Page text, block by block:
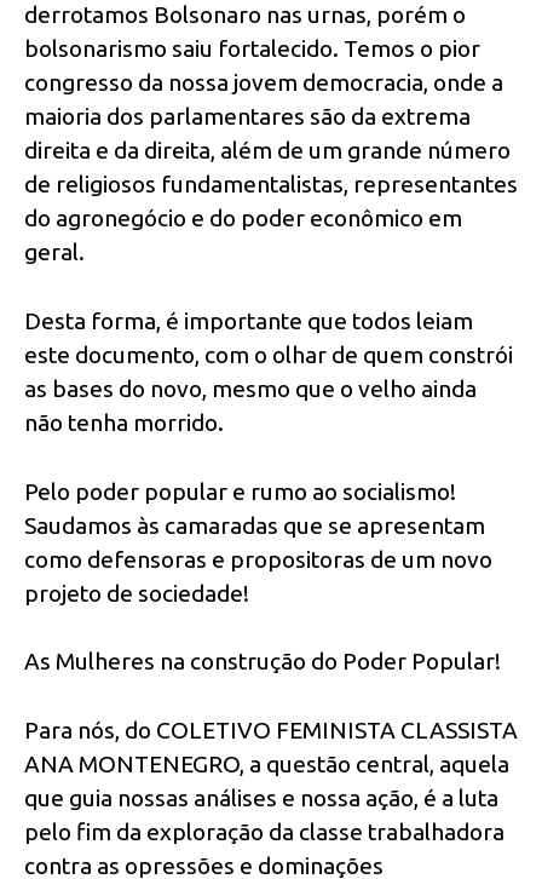
derrotamos Bolsonaro nas urnas, porém o
bolsonarismo saiu fortalecido. Temos o pior
congresso da nossa jovem democracia, onde a
maioria dos parlamentares são da extrema
direita e da direita, além de um grande número
de religiosos fundamentalistas, representantes
do agronegócio e do poder econômico em
geral.
Desta forma, é importante que todos leiam
este documento, com o olhar de quem constrói
as bases do novo, mesmo que o velho ainda
não tenha morrido.
Pelo poder popular e rumo ao socialismo!
Saudamos às camaradas que se apresentam
como defensoras e propositoras de um novo
projeto de sociedade!
As Mulheres na construção do Poder Popular!
Para nós, do COLETIVO FEMINISTA CLASSISTA
ANA MONTENEGRO, a questão central, aquela
que guia nossas análises e nossa ação, é a luta
pelo fim da exploração da classe trabalhadora
contra as opressões e dominações